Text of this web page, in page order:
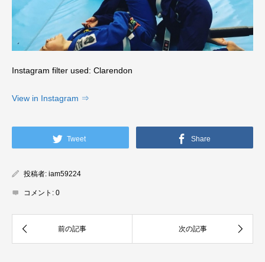
Instagram filter used: Clarendon
View in Instagram ⇒
Tweet Share
投稿者: iam59224
コメント: 0